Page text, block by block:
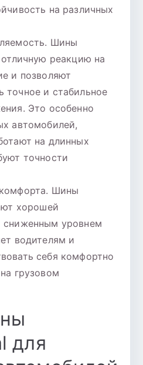
на различных
Шины
реакцию на
и позволяют
точное и стабильное
Это особенно
автомобилей,
на длинных
точности
Шины
хорошей
сниженным уровнем
водителям и
себя комфортно
грузовом
для